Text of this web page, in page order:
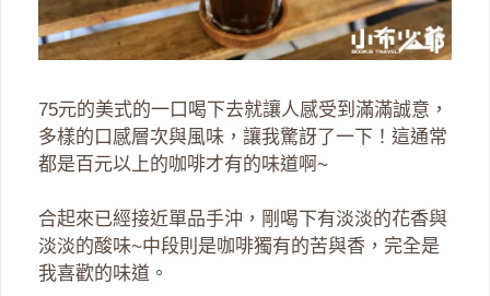
75元的美式的一口喝下去就讓人感受到滿滿誠意，
多樣的口感層次與風味，讓我驚訝了一下！這通常
都是百元以上的咖啡才有的味道啊~
合起來已經接近單品手沖，剛喝下有淡淡的花香與
淡淡的酸味~中段則是咖啡獨有的苦與香，完全是
我喜歡的味道。